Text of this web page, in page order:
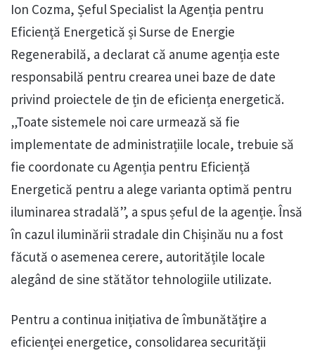
Ion Cozma, Șeful Specialist la Agenția pentru
Eficiență Energetică și Surse de Energie
Regenerabilă, a declarat că anume agenția este
responsabilă pentru crearea unei baze de date
privind proiectele de țin de eficiența energetică.
„Toate sistemele noi care urmează să fie
implementate de administrațiile locale, trebuie să
fie coordonate cu Agenția pentru Eficiență
Energetică pentru a alege varianta optimă pentru
iluminarea stradală”, a spus șeful de la agenție. Însă
în cazul iluminării stradale din Chișinău nu a fost
făcută o asemenea cerere, autoritățile locale
alegând de sine stătător tehnologiile utilizate.
Pentru a continua inițiativa de îmbunătăţire a
eficienţei energetice, consolidarea securităţii